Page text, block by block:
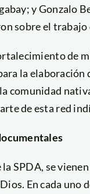
y Gonzalo
sobre el
de
la
comunidad
de esta red
la SPDA, se
En cada